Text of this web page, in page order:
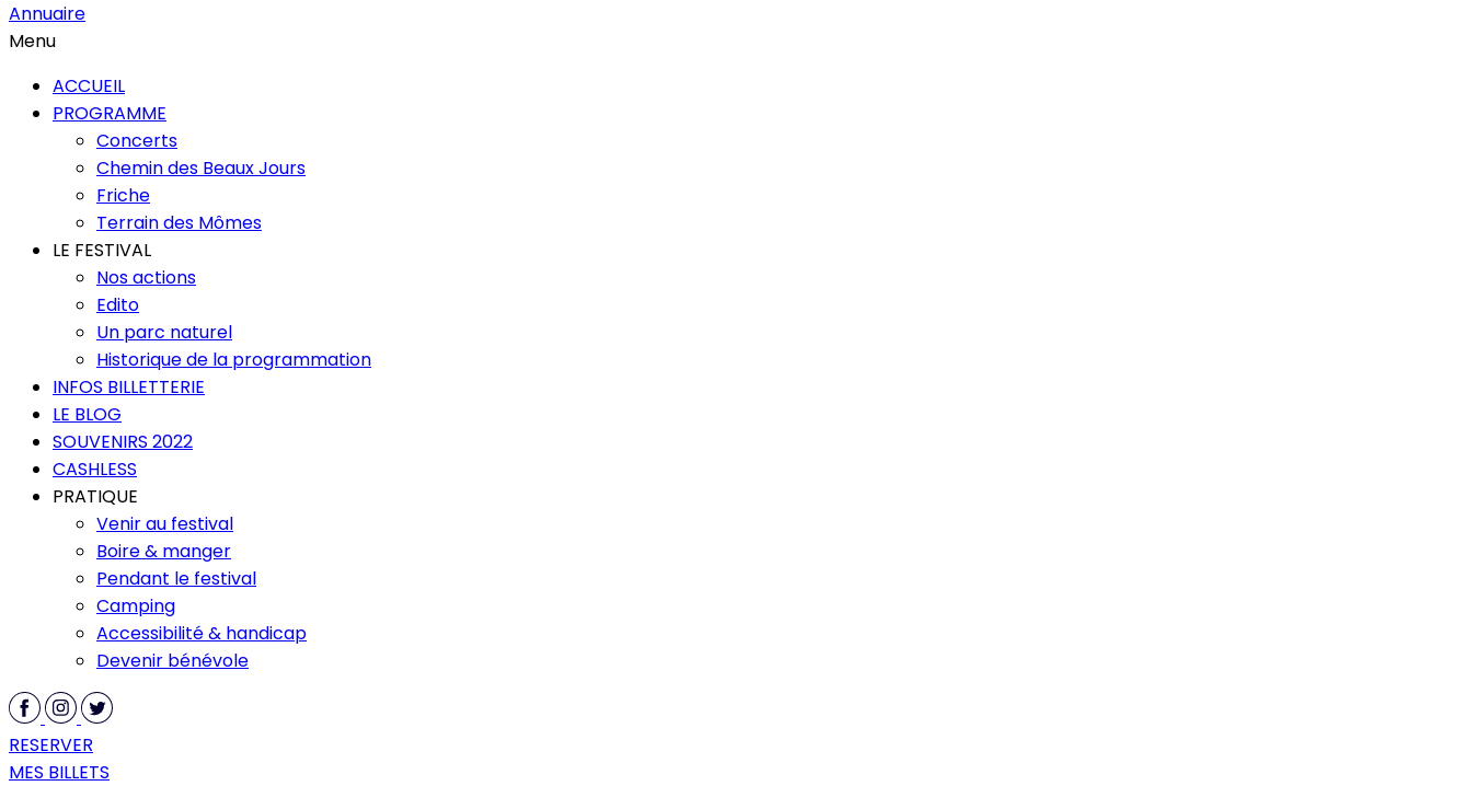
Annuaire
Menu
ACCUEIL
PROGRAMME
Concerts
Chemin des Beaux Jours
Friche
Terrain des Mômes
LE FESTIVAL
Nos actions
Edito
Un parc naturel
Historique de la programmation
INFOS BILLETTERIE
LE BLOG
SOUVENIRS 2022
CASHLESS
PRATIQUE
Venir au festival
Boire & manger
Pendant le festival
Camping
Accessibilité & handicap
Devenir bénévole
RESERVER
MES BILLETS